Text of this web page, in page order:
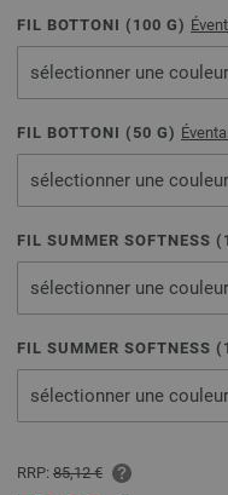
FIL BOTTONI ( 100 G)
sélectionner une
FIL BOTTONI ( 50 G)
sélectionner une
FIL SUMMER SOFTNESS (
sélectionner une
FIL SUMMER SOFTNESS (
sélectionner une
RRP: 85,12 €